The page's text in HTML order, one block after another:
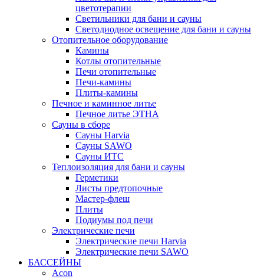
цветотерапии
Светильники для бани и сауны
Светодиодное освещение для бани и сауны
Отопительное оборудование
Камины
Котлы отопительные
Печи отопительные
Печи-камины
Плиты-камины
Печное и каминное литье
Печное литье ЭТНА
Сауны в сборе
Cауны Harvia
Сауны SAWO
Сауны ИТС
Теплоизоляция для бани и сауны
Герметики
Листы предтопочные
Мастер-флеш
Плиты
Подиумы под печи
Электрические печи
Электрические печи Harvia
Электрические печи SAWO
БАССЕЙНЫ
Acon